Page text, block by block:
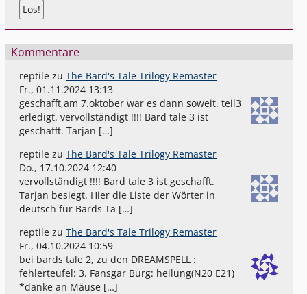
Kommentare
reptile zuThe Bard's Tale Trilogy Remaster
Fr., 01.11.2024 13:13
geschafft,am 7.oktober war es dann soweit. teil3
erledigt. vervollständigt !!!! Bard tale 3 ist
geschafft. Tarjan […]
reptile zuThe Bard's Tale Trilogy Remaster
Do., 17.10.2024 12:40
vervollständigt !!!! Bard tale 3 ist geschafft.
Tarjan besiegt. Hier die Liste der Wörter in
deutsch für Bards Ta […]
reptile zuThe Bard's Tale Trilogy Remaster
Fr., 04.10.2024 10:59
bei bards tale 2, zu den DREAMSPELL :
fehlerteufel: 3. Fansgar Burg: heilung(N20 E21)
*danke an Mäuse […]